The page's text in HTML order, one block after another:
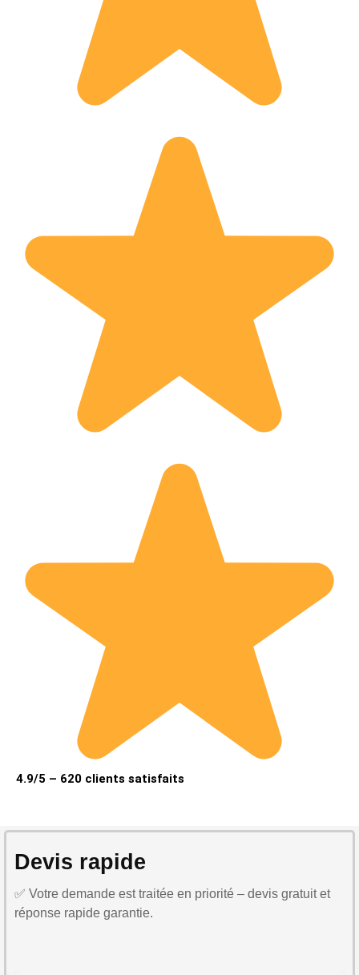
4.9/5 – 620 clients satisfaits
Devis rapide
✅ Votre demande est traitée en priorité – devis gratuit et
réponse rapide garantie.